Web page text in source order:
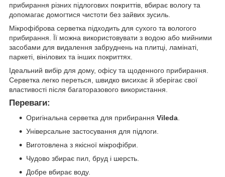
прибирання різних підлогових покриттів, вбирає вологу та
допомагає домогтися чистоти без зайвих зусиль.
Мікрофіброва серветка підходить для сухого та вологого
прибирання. Її можна використовувати з водою або мийними
засобами для видалення забруднень на плитці, ламінаті,
паркеті, вінілових та інших покриттях.
Ідеальний вибір для дому, офісу та щоденного прибирання.
Серветка легко переться, швидко висихає й зберігає свої
властивості після багаторазового використання.
Переваги:
Оригінальна серветка для прибирання Vileda.
Універсальне застосування для підлоги.
Виготовлена з якісної мікрофібри.
Чудово збирає пил, бруд і шерсть.
Добре вбирає воду.